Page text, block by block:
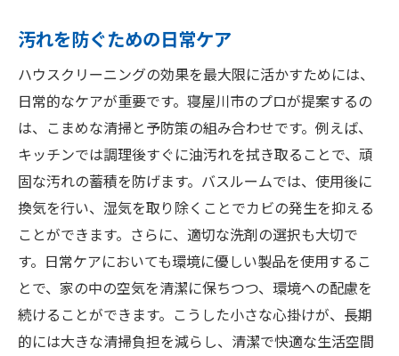
汚れを防ぐための日常ケア
ハウスクリーニングの効果を最大限に活かすためには、
日常的なケアが重要です。寝屋川市のプロが提案するの
は、こまめな清掃と予防策の組み合わせです。例えば、
キッチンでは調理後すぐに油汚れを拭き取ることで、頑
固な汚れの蓄積を防げます。バスルームでは、使用後に
換気を行い、湿気を取り除くことでカビの発生を抑える
ことができます。さらに、適切な洗剤の選択も大切で
す。日常ケアにおいても環境に優しい製品を使用するこ
とで、家の中の空気を清潔に保ちつつ、環境への配慮を
続けることができます。こうした小さな心掛けが、長期
的には大きな清掃負担を減らし、清潔で快適な生活空間